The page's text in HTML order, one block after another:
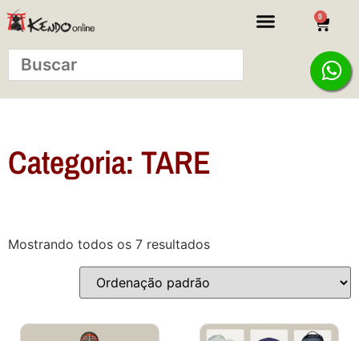
0
Categoria: TARE
Mostrando todos os 7 resultados